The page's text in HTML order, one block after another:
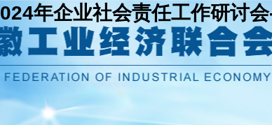
年企业社会责任工作研讨